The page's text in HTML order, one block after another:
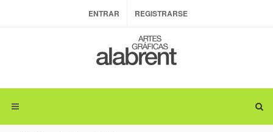
ENTRAR REGISTRARSE